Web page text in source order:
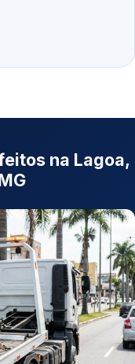
na Lagoa,